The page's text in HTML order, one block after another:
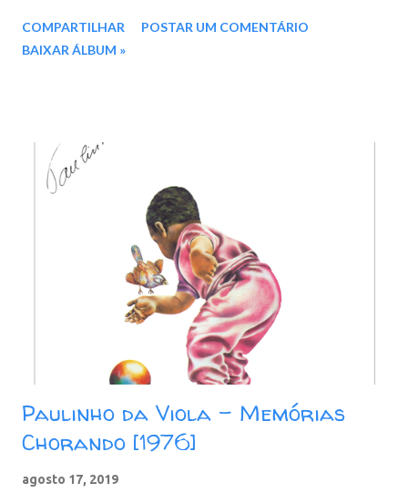
Velório Do Heitor 09. O Carnaval Acabou 10. Coisas Do Mundo
COMPARTILHAR
POSTAR UM COMENTÁRIO
BAIXAR ÁLBUM »
Paulinho da Viola - Memórias
Chorando [1976]
agosto 17, 2019